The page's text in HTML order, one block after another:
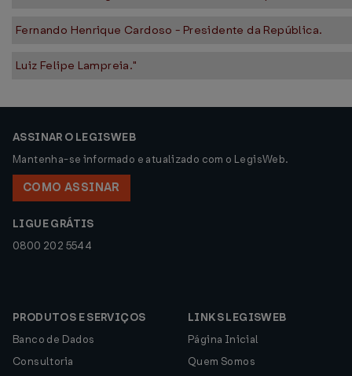
Fernando Henrique Cardoso - Presidente da República.
Luiz Felipe Lampreia."
ASSINAR O LEGISWEB
Mantenha-se informado e atualizado com o LegisWeb.
COMO ASSINAR
LIGUE GRÁTIS
0800 202 5544
PRODUTOS E SERVIÇOS
Banco de Dados
Consultoria
LINKS LEGISWEB
Página Inicial
Quem Somos